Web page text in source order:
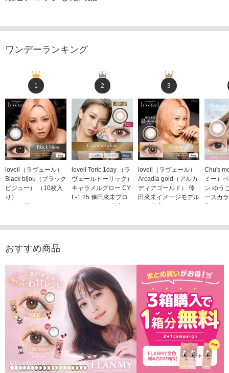
ワンデーランキング
1
loveil（ラヴェール）
Black bijou（ブラック
ビジュー） （10枚入
り）
2
loveil Toric 1day （ラ
ヴェールトーリック）
キャラメルグロー CY
L-1.25 倖田來未プロ
1,760円(税込)
3
loveil（ラヴェール）
Arcadia gold（アルカ
ディアゴールド） 倖
田來未イメージモデル
Chu's
ミー）
ン ゆう
ースカ
おすすめ商品